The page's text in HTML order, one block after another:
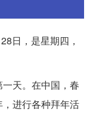
日，是星期四，
天。在中国，春
进行各种拜年活